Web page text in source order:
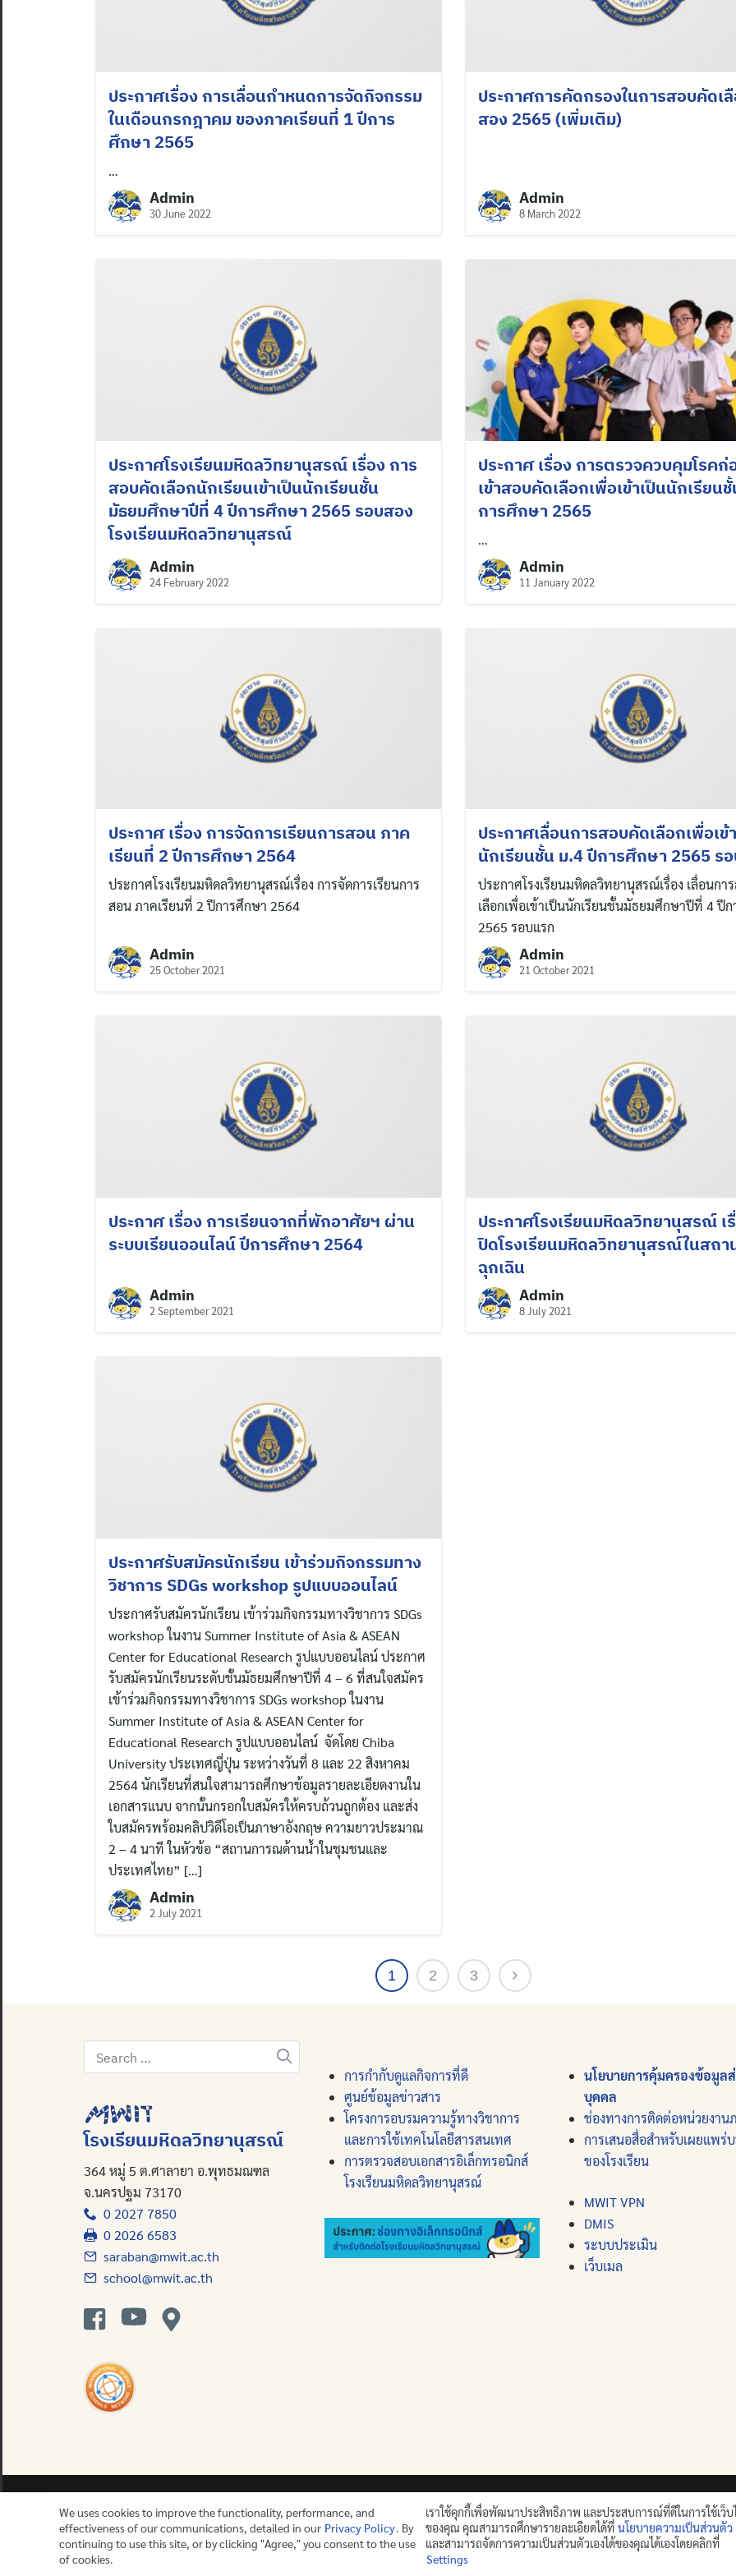
ประกาศเรื่อง การเลื่อนกําหนดการจัดกิจกรรม
ในเดือนกรกฎาคม ของภาคเรียนที่ 1 ปีการ
ศึกษา 2565
…
Admin
30 June 2022
ประกาศการคัดกรองในการสอบคัดเ
สอง 2565 (เพิ่มเติม)
Admin
8 March 2022
ประกาศโรงเรียนมหิดลวิทยานุสรณ์ เรื่อง การ
สอบคัดเลือกนักเรียนเข้าเป็นนักเรียนชั้น
มัธยมศึกษาปีที่ 4 ปีการศึกษา 2565 รอบสอง
โรงเรียนมหิดลวิทยานุสรณ์
Admin
24 February 2022
ประกาศ เรื่อง การตรวจควบคุมโรคก่
เข้าสอบคัดเลือกเพื่อเข้าเป็นนักเรียน
การศึกษา 2565
…
Admin
11 January 2022
ประกาศ เรื่อง การจัดการเรียนการสอน ภาค
เรียนที่ 2 ปีการศึกษา 2564
ประกาศโรงเรียนมหิดลวิทยานุสรณ์เรื่อง การจัดการเรียนการ
สอน ภาคเรียนที่ 2 ปีการศึกษา 2564
Admin
25 October 2021
ประกาศเลื่อนการสอบคัดเลือกเพื่อเข้
นักเรียนชั้น ม.4 ปีการศึกษา 2565 ร
ประกาศโรงเรียนมหิดลวิทยานุสรณ์เรื่อง เลื่อนกา
เลือกเพื่อเข้าเป็นนักเรียนชั้นมัธยมศึกษาปีที่ 4 ปี
2565 รอบแรก
Admin
21 October 2021
ประกาศ เรื่อง การเรียนจากที่พักอาศัยฯ ผ่าน
ระบบเรียนออนไลน์ ปีการศึกษา 2564
Admin
2 September 2021
ประกาศโรงเรียนมหิดลวิทยานุสรณ์ เ
ปิดโรงเรียนมหิดลวิทยานุสรณ์ในสถ
ฉุกเฉิน
Admin
8 July 2021
ประกาศรับสมัครนักเรียน เข้าร่วมกิจกรรมทาง
วิชาการ SDGs workshop รูปแบบออนไลน์
ประกาศรับสมัครนักเรียน เข้าร่วมกิจกรรมทางวิชาการ SDGs
workshop ในงาน Summer Institute of Asia & ASEAN
Center for Educational Research รูปแบบออนไลน์ ประกาศ
รับสมัครนักเรียนระดับชั้นมัธยมศึกษาปีที่ 4 – 6 ที่สนใจสมัคร
เข้าร่วมกิจกรรมทางวิชาการ SDGs workshop ในงาน
Summer Institute of Asia & ASEAN Center for
Educational Research รูปแบบออนไลน์ จัดโดย Chiba
University ประเทศญี่ปุ่น ระหว่างวันที่ 8 และ 22 สิงหาคม
2564 นักเรียนที่สนใจสามารถศึกษาข้อมูลรายละเอียดงานใน
เอกสารแนบ จากนั้นกรอกใบสมัครให้ครบถ้วนถูกต้อง และส่ง
ใบสมัครพร้อมคลิปวิดีโอเป็นภาษาอังกฤษ ความยาวประมาณ
2 – 4 นาที ในหัวข้อ “สถานการณด้านน้ำในชุมชนและ
ประเทศไทย” […]
Admin
2 July 2021
1 2 3
Search
for:
โรงเรียนมหิดลวิทยานุสรณ์
364 หมู่ 5 ต.ศาลายา อ.พุทธมณฑล
จ.นครปฐม 73170
0 2027 7850
0 2026 6583
saraban@mwit.ac.th
school@mwit.ac.th
การกำกับดูแลกิจการที่ดี
ศูนย์ข้อมูลข่าวสาร
โครงการอบรมความรู้ทางวิชาการ
และการใช้เทคโนโลยีสารสนเทศ
การตรวจสอบเอกสารอิเล็กทรอนิกส์
โรงเรียนมหิดลวิทยานุสรณ์
นโยบายการคุ้มครองข้อมูล
บุคคล
ช่องทางการติดต่อหน่วยงาน
การเสนอสื่อสำหรับเผยแพร่
ของโรงเรียน
MWIT VPN
DMIS
ระบบประเมิน
เว็บเมล
ปญฺญาย ปริสุชฺฌติ (คนย่อมบริสุทธิ์ด้วยปัญญา)
©2025 MAHIDOL WITTAYANUSORN SCHOOL. ALL RIGHTS
We uses cookies to improve the functionality, performance, and
effectiveness of our communications, detailed in our Privacy Policy. By
continuing to use this site, or by clicking "Agree," you consent to the use
of cookies.
เราใช้คุกกี้เพื่อพัฒนาประสิทธิภาพ และประสบการณ์ที่ดีในการใช้เว็บ
ของคุณ คุณสามารถศึกษารายละเอียดได้ที่ นโยบายความเป็นส่วนตัว
และสามารถจัดการความเป็นส่วนตัวเองได้ของคุณได้เองโดยคลิกที่
Settings
Contact us